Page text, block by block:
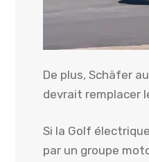
De plus, Schäfer
devrait remplacer
Si la Golf
par un groupe